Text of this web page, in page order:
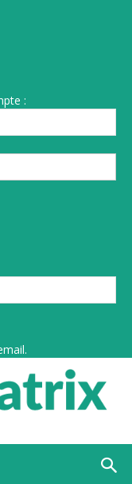
: